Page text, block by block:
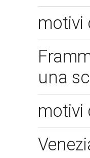
motivi
una
motivi